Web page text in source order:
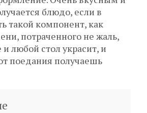
блюдо, если в
такой компонент, как
потраченного не жаль,
любой стол украсит, и
поедания получаешь